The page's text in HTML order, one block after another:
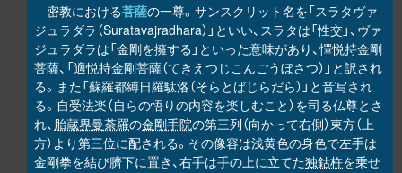
密教における菩薩の一尊。サンスクリット名を「スラタヴァ
ジュラダラ（Suratavajradhara）」といい、スラタは「性交」、ヴァ
ジュラダラは「金剛を擁する」といった意味があり、懌悦持金剛
菩薩、「適悦持金剛菩薩（てきえつじこんごうぼさつ）」と訳され
る。また「蘇羅都縛日羅駄洛（そらとばじらだら）」と音写され
る。自受法楽（自らの悟りの内容を楽しむこと）を司る仏尊とさ
れ、 胎蔵界曼荼羅の金剛手院の第三列（向かって右側）東方（上
方）より第三位に配される。その像容は浅黄色の身色で左手は
金剛拳を結び臍下に置き、右手は手の上に立てた独鈷杵を乗せ